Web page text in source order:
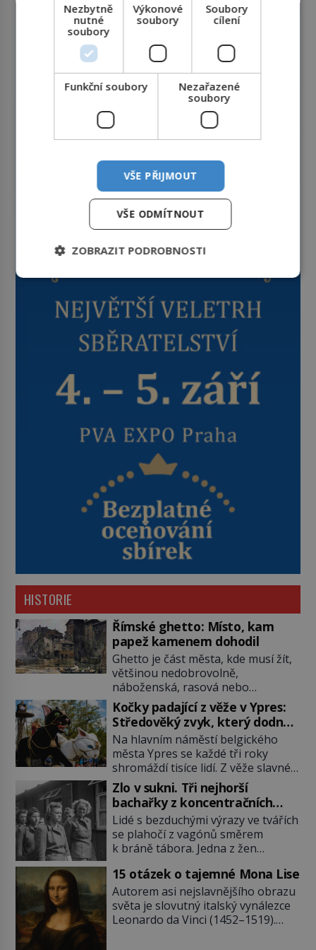
HISTORIE
Římské ghetto: Místo, kam
papež kamenem dohodil
Ghetto je část města, kde musí žít,
většinou nedobrovolně,
náboženská, rasová nebo
národnostní menšina obyvatel.
Bohaté historické zkušenosti mají s
takovým životem Židé. Už od
středověku jsou totiž v každou
chvíli nuceni v nějakém žít. Mezi ty
nejslavnější patří i římské ghetto
založené v roce 1555. Pokud jde o
vztah k Židům, nemá se Řím čím
chlubit. […]
Kočky padající z věže v Ypres:
Středověký zvyk, který dodnes
budí rozpaky
Na hlavním náměstí belgického
města Ypres se každé tři roky
shromáždí tisíce lidí. Z věže slavné
tržnice létají do davu kočky, diváci
jásají a snaží se je chytit. Naštěstí
už nejde o živá zvířata, ale jenom o
plyšové suvenýry. Kdysi to ale bylo
jinak. Tato veselá podívaná
připomíná jeden z nejpodivnějších
a zároveň nejkrutějších zvyků […]
Zlo v sukni. Tři nejhorší
bachařky z koncentračních
táborů
Lidé s bezduchými výrazy ve tvářích
se plahočí z vagónů směrem
k bráně tábora. Jedna z žen
jejich oči se setkají. Místo soucitu
však přichází gesto, které
nebožačku posílá rovnou do
plynové komory. Jména jako Rudolf
15 otázek o tajemné Mona Lise
Autorem asi nejslavnějšího obrazu
světa je slovutný italský vynálezce
Leonardo da Vinci (1452–1519).
Nezbytně
nutné
soubory
Výkonové
soubory
Soubory
cílení
Funkční soubory
Nezařazené
soubory
VŠE PŘIJMOUT
VŠE ODMÍTNOUT
ZOBRAZIT PODROBNOSTI